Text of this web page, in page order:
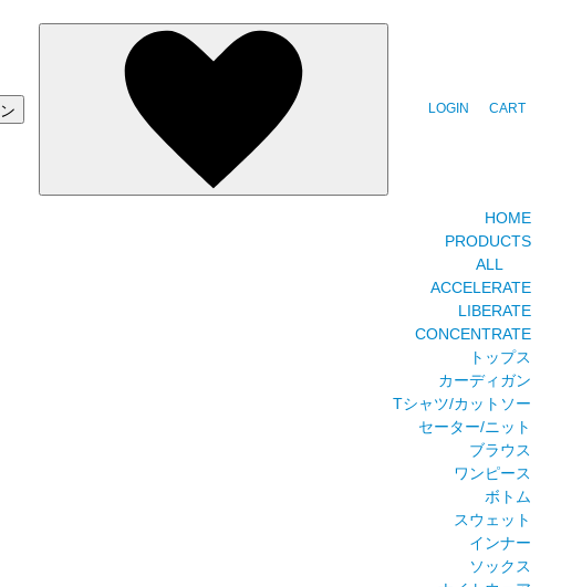
LOGIN CART
HOME
PRODUCTS
ALL
ACCELERATE
LIBERATE
CONCENTRATE
トップス
カーディガン
Tシャツ/カットソー
セーター/ニット
ブラウス
ワンピース
ボトム
スウェット
インナー
ソックス